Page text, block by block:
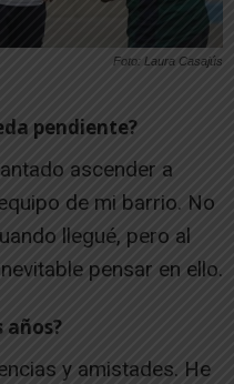
Foto: Laura Casajús
pendiente?
ascender a
de mi barrio. No
llegué, pero al
pensar en ello.
años?
y amistades. He